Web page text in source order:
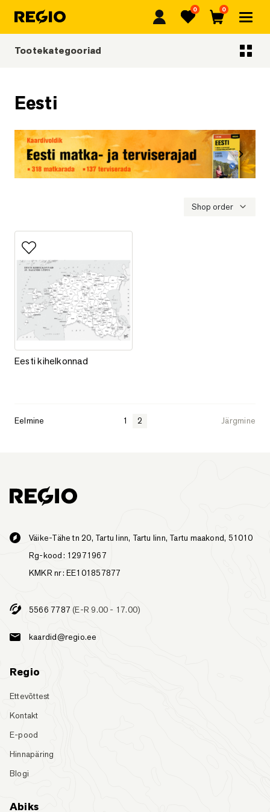
Regio Lemmikud
0
Ostukorv
0
Eesti
Shop order
Lisa lemmikutesse
Eesti kihelkonnad
Eesti kihelkonnad
Eelmine 1 2 Järgmine
Tootekategooriad
Väike-Tähe tn 20, Tartu linn, Tartu linn, Tartu maakond, 51010
Rg-kood: 12971967
KMKR nr: EE101857877
5566 7787 (E-R 9.00 - 17.00)
kaardid@regio.ee
Regio
Ettevõttest
Kontakt
E-pood
Hinnapäring
Blogi
Abiks